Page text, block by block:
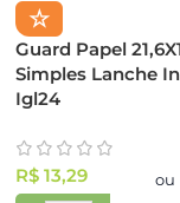
☆
Guard Papel
Simples Lanche
Igl24
R$13,29 ou